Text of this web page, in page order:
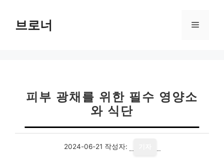
브로너 메
피부 광채를 위한 필수 영양소
와 식단
2024-06-21 작성자: